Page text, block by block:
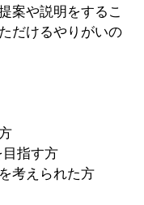
案や説明をするこ
だけるやりがいの
指す方
考えられた方